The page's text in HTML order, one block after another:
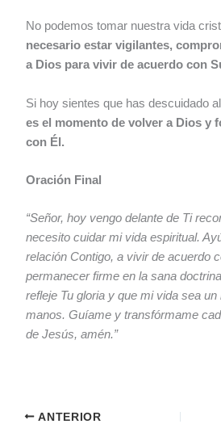
No podemos tomar nuestra vida
necesario estar vigilantes,
a Dios para vivir de acuerdo con
Si hoy sientes que has descuidado
es el momento de volver a Dios y
con Él.
Oración Final
“Señor, hoy vengo delante de Ti
necesito cuidar mi vida espiritual.
relación Contigo, a vivir de acuerdo
permanecer firme en la sana
refleje Tu gloria y que mi vida sea
manos. Guíame y transfórmame
de Jesús, amén.”
ANTERIOR